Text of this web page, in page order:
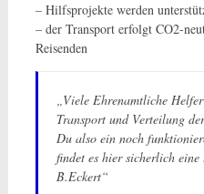
– Hilfsprojekte werden
– der Transport erfolgt CO2-
Reisenden
„Viele Ehrenamtliche
Transport und Verteilung
Du also ein noch
findet es hier sicherlich eine
B.Eckert“